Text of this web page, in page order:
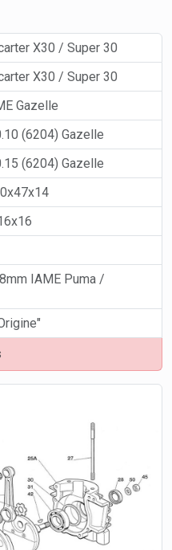
X30 / Super 30
X30 / Super 30
Gazelle
(6204) Gazelle
(6204) Gazelle
IAME Puma /